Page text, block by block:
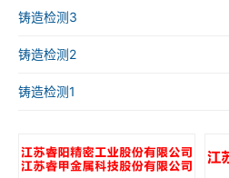
铸造检测3
铸造检测2
铸造检测1